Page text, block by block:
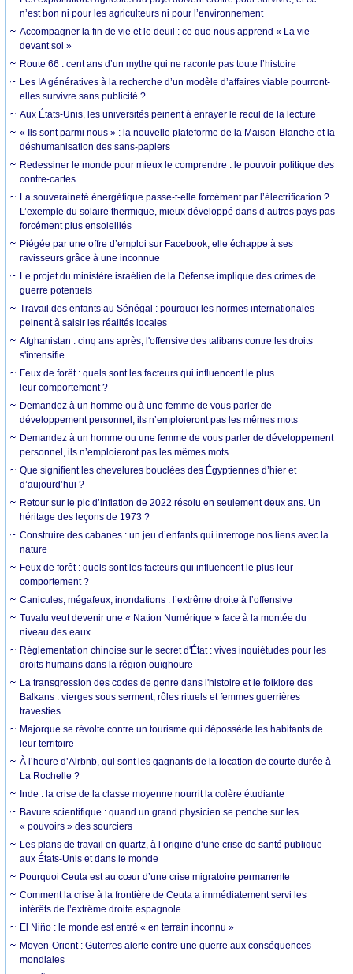
n’est bon ni pour les agriculteurs ni pour l’environnement
Accompagner la fin de vie et le deuil : ce que nous apprend « La vie
devant soi »
Route 66 : cent ans d’un mythe qui ne raconte pas toute l’histoire
Les IA génératives à la recherche d’un modèle d’affaires viable pourront-
elles survivre sans publicité ?
Aux États-Unis, les universités peinent à enrayer le recul de la lecture
« Ils sont parmi nous » : la nouvelle plateforme de la Maison-Blanche et la
déshumanisation des sans-papiers
Redessiner le monde pour mieux le comprendre : le pouvoir politique des
contre-cartes
La souveraineté énergétique passe-t-elle forcément par l’électrification ?
L’exemple du solaire thermique, mieux développé dans d’autres pays pas
forcément plus ensoleillés
Piégée par une offre d’emploi sur Facebook, elle échappe à ses
ravisseurs grâce à une inconnue
Le projet du ministère israélien de la Défense implique des crimes de
guerre potentiels
Travail des enfants au Sénégal : pourquoi les normes internationales
peinent à saisir les réalités locales
Afghanistan : cinq ans après, l'offensive des talibans contre les droits
s'intensifie
Feux de forêt : quels sont les facteurs qui influencent le plus
leur comportement ?
Demandez à un homme ou à une femme de vous parler de
développement personnel, ils n’emploieront pas les mêmes mots
Demandez à un homme ou une femme de vous parler de développement
personnel, ils n’emploieront pas les mêmes mots
Que signifient les chevelures bouclées des Égyptiennes d’hier et
d’aujourd’hui ?
Retour sur le pic d’inflation de 2022 résolu en seulement deux ans. Un
héritage des leçons de 1973 ?
Construire des cabanes : un jeu d’enfants qui interroge nos liens avec la
nature
Feux de forêt : quels sont les facteurs qui influencent le plus leur
comportement ?
Canicules, mégafeux, inondations : l’extrême droite à l’offensive
Tuvalu veut devenir une « Nation Numérique » face à la montée du
niveau des eaux
Réglementation chinoise sur le secret d'État : vives inquiétudes pour les
droits humains dans la région ouïghoure
La transgression des codes de genre dans l'histoire et le folklore des
Balkans : vierges sous serment, rôles rituels et femmes guerrières
travesties
Majorque se révolte contre un tourisme qui dépossède les habitants de
leur territoire
À l’heure d’Airbnb, qui sont les gagnants de la location de courte durée à
La Rochelle ?
Inde : la crise de la classe moyenne nourrit la colère étudiante
Bavure scientifique : quand un grand physicien se penche sur les
« pouvoirs » des sourciers
Les plans de travail en quartz, à l’origine d’une crise de santé publique
aux États-Unis et dans le monde
Pourquoi Ceuta est au cœur d’une crise migratoire permanente
Comment la crise à la frontière de Ceuta a immédiatement servi les
intérêts de l’extrême droite espagnole
El Niño : le monde est entré « en terrain inconnu »
Moyen-Orient : Guterres alerte contre une guerre aux conséquences
mondiales